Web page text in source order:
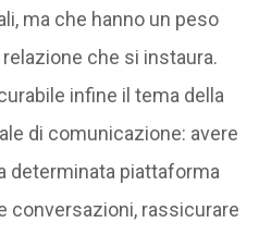
ma che hanno un peso
che si instaura.
infine il tema della
di comunicazione: avere
determinata piattaforma
conversazioni, rassicurare